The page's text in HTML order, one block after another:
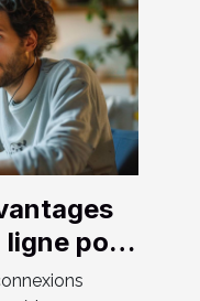
ligne pour